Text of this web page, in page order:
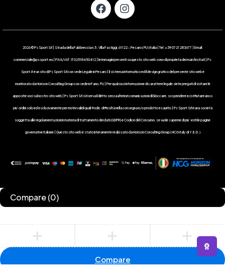
2026 © Ps Sport Srl | Strada della Fabbreccia n.5 , Villa Fastiggi, 61122 – Pesaro ( PU ) Italia | Tel: +39 0721 283677 | Email:
commerciale@pssport.eu | P.IVA/VAT : IT 02518450412 | le immagini presenti su questo sito web sono di proprietà dei marchi citati | Ps
Sport.it è un sito di Ps Sport Srl con sede Legale in Pesaro | Il sistema informatico ed il design grafico del presente sito web è
monitorato da Horizon Consulting Group con sede in Fano, PU | Per qualsiasi informazione di carattere legale siete pregati di visitare le
apposite voci sul nostro sito web | Ps Sport Srl si riserva il diritto senza ulteriori comunicazioni di bloccare, sospendere e/o rifiutare uno o
piu’ ordini solo ed esclusivamente per motivi validi quali frode, difficoltà nella consegna e/o prodotto esaurito | Ps Sport Srl è una società
soggetta alle regolamentazioni in materia di trattamento dei dati (GDPR) e Codice del Consumo, se vuole saperne di piu’ visiti le pagine
governative italiane | Questo sito web è stato interamente realizzato da Horizon Consulting Group ( HCG Italy di Y.E.D. )
Compare(0)
Compare